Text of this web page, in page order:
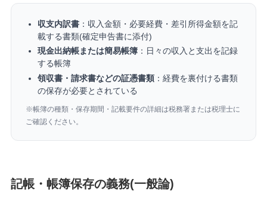
収支内訳書：収入金額・必要経費・差引所得金額を記
載する書類(確定申告書に添付)
現金出納帳または簡易帳簿：日々の収入と支出を記録
する帳簿
領収書・請求書などの証憑書類：経費を裏付ける書類
の保存が必要とされている
※帳簿の種類・保存期間・記載要件の詳細は税務署または税理士に
ご確認ください。
記帳・帳簿保存の義務(一般論)